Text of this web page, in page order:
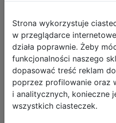
Paso
Stitch
Strona wykorzystuje
w przeglądarce
działa poprawnie. Żeby
funkcjonalności naszego
dopasować treść reklam
poprzez profilowanie oraz
i analitycznych, konieczne
wszystkich ciasteczek.